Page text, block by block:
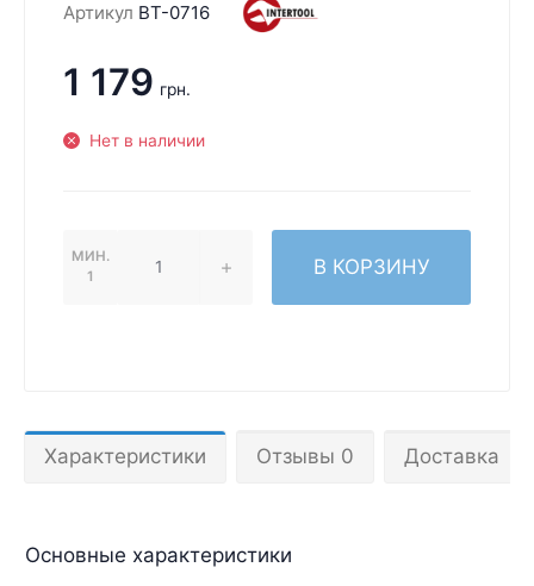
Артикул BT-0716
1 179 грн.
Нет в наличии
МИН.
1
В КОРЗИНУ
Характеристики Отзывы 0 Доставка
Основные характеристики